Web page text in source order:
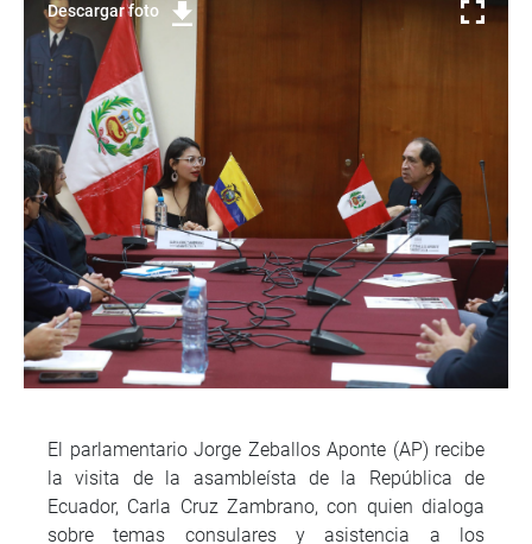
Descargar foto
El parlamentario Jorge Zeballos Aponte (AP) recibe
la visita de la asambleísta de la República de
Ecuador, Carla Cruz Zambrano, con quien dialoga
sobre temas consulares y asistencia a los